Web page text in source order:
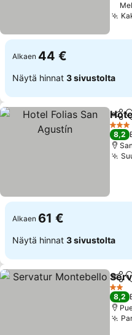
Alkaen 44 €
Näytä hinnat 3 sivustolta
Jaa
3
8,2
Alkaen 61 €
Näytä hinnat 3 sivustolta
Jaa
2
8,2